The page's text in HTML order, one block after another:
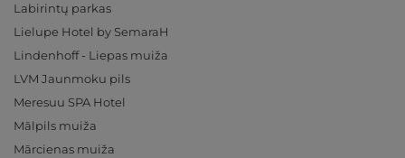
Labirintų parkas
Lielupe Hotel by SemaraH
Lindenhoff - Liepas muiža
LVM Jaunmoku pils
Meresuu SPA Hotel
Mālpils muiža
Mārcienas muiža